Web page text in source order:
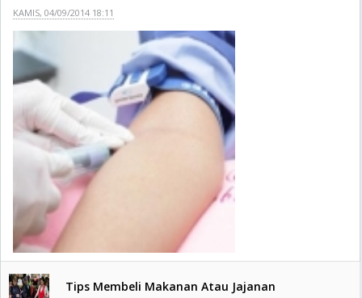
KAMIS, 04/09/2014 18:11
Tips Membeli Makanan Atau Jajanan